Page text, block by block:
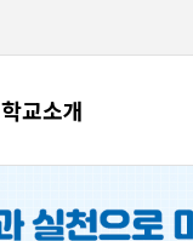
학교소개